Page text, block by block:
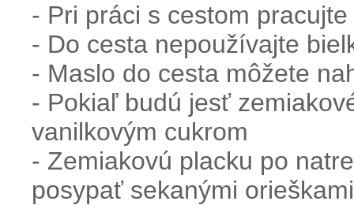
- Pri práci s cestom
- Do cesta nepoužívajte
- Maslo do cesta môžete
- Pokiaľ budú jesť
vanilkovým cukrom
- Zemiakovú placku po
posypať sekanými orieškami